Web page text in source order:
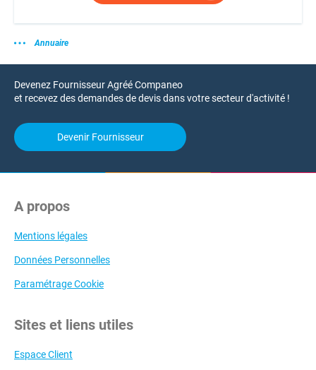
Annuaire
Devenez Fournisseur Agréé Companeo
et recevez des demandes de devis dans votre secteur d'activité !
Devenir Fournisseur
A propos
Mentions légales
Données Personnelles
Paramétrage Cookie
Sites et liens utiles
Espace Client